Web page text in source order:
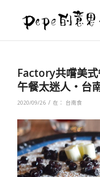
Factory共嚐美
午餐太迷人‧台
2020/09/26 / 在： 台南食